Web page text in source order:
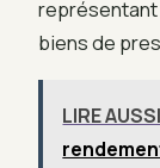
biens de
LIRE AUSSI